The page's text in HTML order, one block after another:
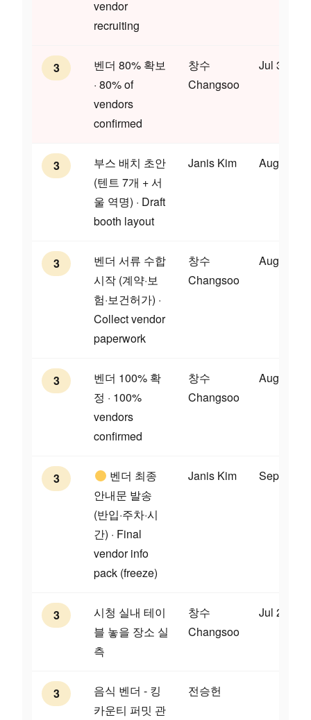
vendor
recruiting
3
벤더 80% 확보
· 80% of
vendors
confirmed
창수
Changsoo
Jul 31
3
부스 배치 초안
(텐트 7개 + 서
울 역명) · Draft
booth layout
Janis Kim Aug 7
3
벤더 서류 수합
시작 (계약·보
험·보건허가) ·
Collect vendor
paperwork
창수
Changsoo
Aug 14
3
벤더 100% 확
정 · 100%
vendors
confirmed
창수
Changsoo
Aug 31
3
벤더 최종
안내문 발송
(반입·주차·시
간) · Final
vendor info
pack (freeze)
Janis Kim Sep 11
3
시청 실내 테이
블 놓을 장소 실
측
창수
Changsoo
Jul 23
3
음식 벤더 - 킹
카운티 퍼밋 관
전승헌